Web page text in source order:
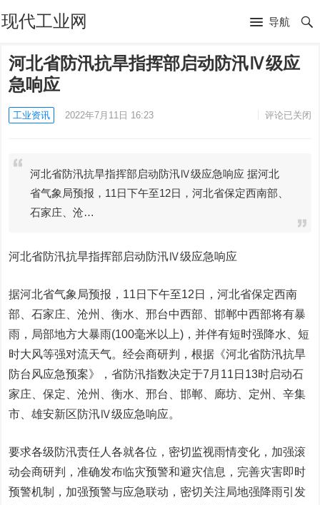
现代工业网 导航
河北省防汛抗旱指挥部启动防汛Ⅳ级应
急响应
工业资讯 2022年7月11日 16:23 评论已关闭
河北省防汛抗旱指挥部启动防汛Ⅳ级应急响应 据河北
省气象局预报，11日下午至12日，河北省保定西南部、
石家庄、沧…
河北省防汛抗旱指挥部启动防汛Ⅳ级应急响应
据河北省气象局预报，11日下午至12日，河北省保定西南
部、石家庄、沧州、衡水、邢台中西部、邯郸中西部将有暴
雨，局部地方大暴雨(100毫米以上)，并伴有短时强降水、短
时大风等强对流天气。经会商研判，根据《河北省防汛抗旱
防台风应急预案》，省防汛指数决定于7月11日13时启动石
家庄、保定、沧州、衡水、邢台、邯郸、廊坊、定州、辛集
市、雄安新区防汛Ⅳ级应急响应。
要求各级防汛责任人各就各位，密切监视雨情变化，加强滚
动会商研判，准确发布临灾预警和避灾信息，完善灾害即时
预警机制，加强预警与应急联动，密切关注局地强降雨引发